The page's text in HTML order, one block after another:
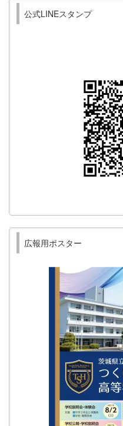
公式LINEスタンプ
広報用ポスター